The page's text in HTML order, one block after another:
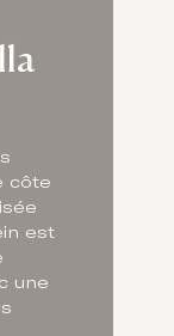
côte
est
une